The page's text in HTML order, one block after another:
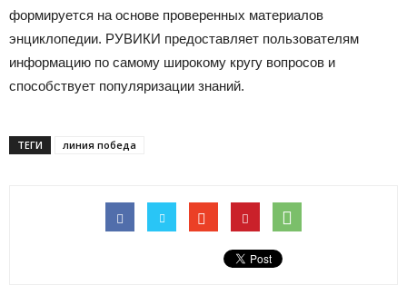
формируется на основе проверенных материалов
энциклопедии. РУВИКИ предоставляет пользователям
информацию по самому широкому кругу вопросов и
способствует популяризации знаний.
ТЕГИ линия победа